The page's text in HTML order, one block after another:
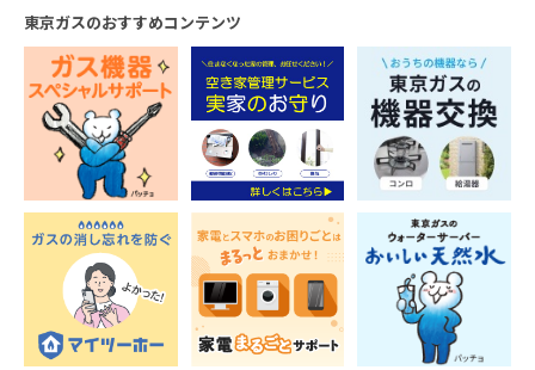
東京ガスのおすすめコンテンツ